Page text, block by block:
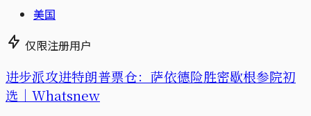
美国
仅限注册用户
进步派攻进特朗普票仓：萨依德险胜密歇根参院初
选｜Whatsnew